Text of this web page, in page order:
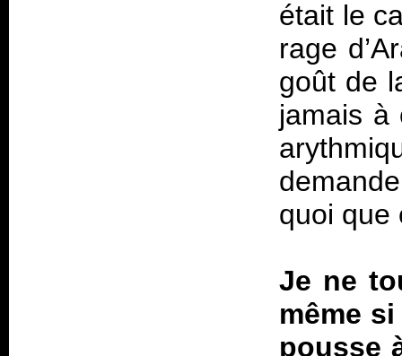
était le
rage
goût de
jamais à
quoi que
Je ne
même
pousse